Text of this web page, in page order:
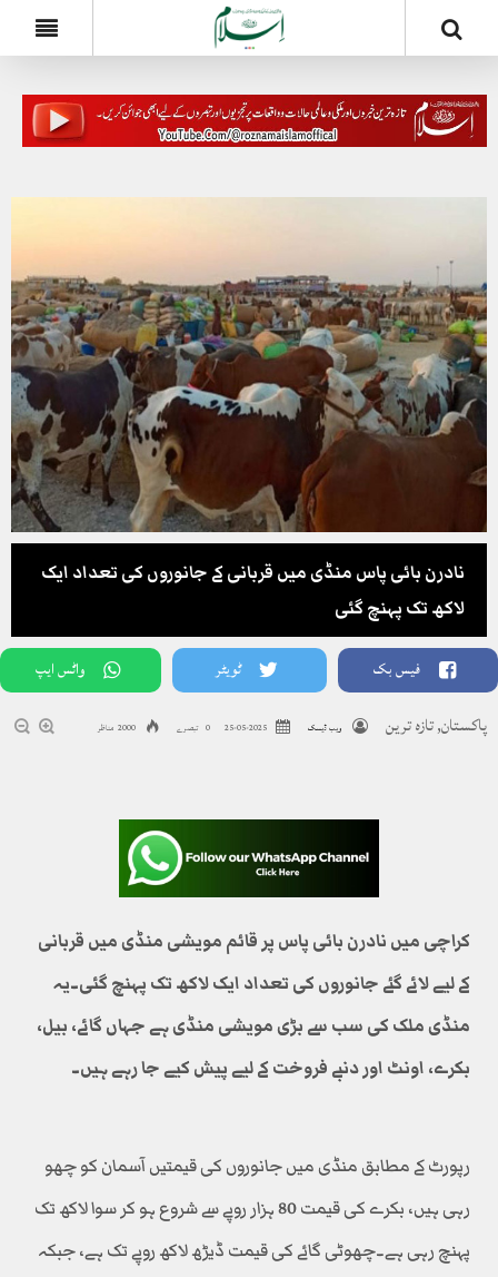
نادرن بائی پاس منڈی میں قربانی کے جانوروں کی تعداد ایک
لاکھ تک پہنچ گئی
فیس بک ٹویٹر واٹس ایپ
پاکستان,تازہ ترین ویب ڈیسک 2025-05-25 0 تبصرے 2000 مناظر
کراچی میں نادرن بائی پاس پر قائم مویشی منڈی میں قربانی
کے لیے لائے گئے جانوروں کی تعداد ایک لاکھ تک پہنچ گئی۔یہ
منڈی ملک کی سب سے بڑی مویشی منڈی ہے جہاں گائے، بیل،
بکرے، اونٹ اور دنبے فروخت کے لیے پیش کیے جا رہے ہیں۔
رپورٹ کے مطابق منڈی میں جانوروں کی قیمتیں آسمان کو چھو
رہی ہیں، بکرے کی قیمت 80 ہزار روپے سے شروع ہو کر سوا لاکھ تک
پہنچ رہی ہے۔چھوٹی گائے کی قیمت ڈیڑھ لاکھ روپے تک ہے، جبکہ